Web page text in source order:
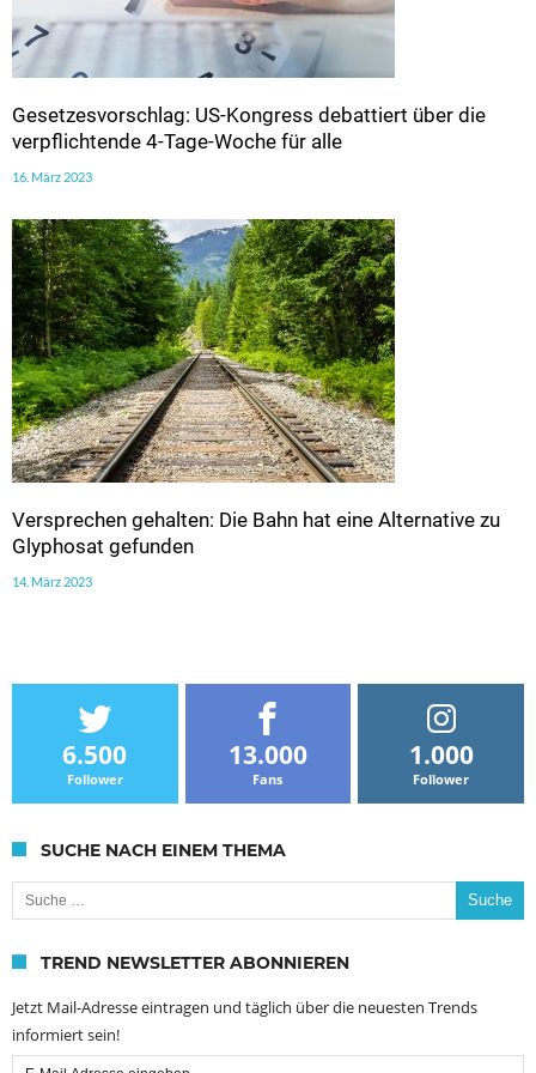
Gesetzesvorschlag: US-Kongress debattiert über die
verpflichtende 4-Tage-Woche für alle
16. März 2023
Versprechen gehalten: Die Bahn hat eine Alternative zu
Glyphosat gefunden
14. März 2023
6.500
Follower
13.000
Fans
1.000
Follower
SUCHE NACH EINEM THEMA
Suche nach:
TREND NEWSLETTER ABONNIEREN
Jetzt Mail-Adresse eintragen und täglich über die neuesten Trends
informiert sein!
Email